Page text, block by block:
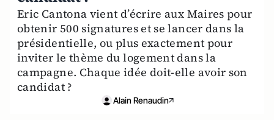
Eric Cantona vient d’écrire aux Maires pour
obtenir 500 signatures et se lancer dans la
présidentielle, ou plus exactement pour
inviter le thème du logement dans la
campagne. Chaque idée doit-elle avoir son
candidat ?
Alain Renaudin